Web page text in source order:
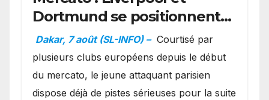
Dortmund se positionnent
en favoris pour recruter
Ibrahim Mbaye
Dakar, 7 août (SL-INFO) – Courtisé par
plusieurs clubs européens depuis le début
du mercato, le jeune attaquant parisien
dispose déjà de pistes sérieuses pour la suite